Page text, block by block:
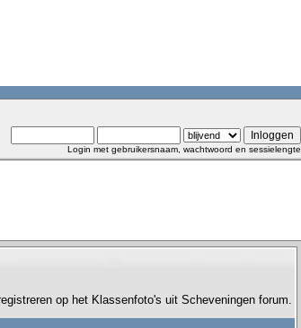
Login met gebruikersnaam, wachtwoord en sessielengte
op het Klassenfoto's uit Scheveningen forum.